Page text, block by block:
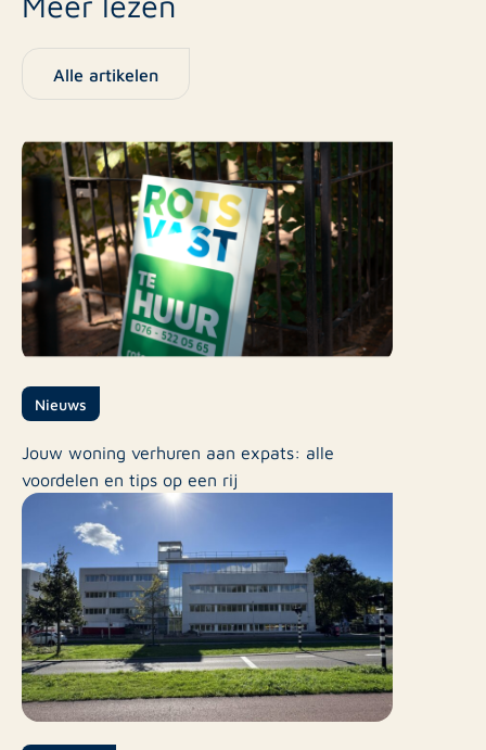
Alle artikelen
Nieuws
Jouw woning verhuren aan expats: alle
voordelen en tips op een rij